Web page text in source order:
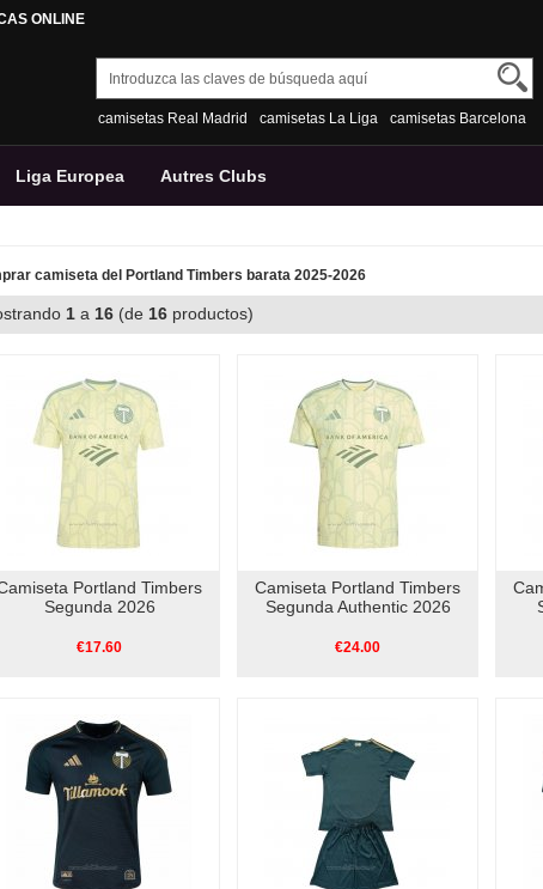
ONLINE
camisetas Real Madrid camisetas La Liga camisetas Barcelona
Liga Europea Autres Clubs
camiseta del Portland Timbers barata 2025-2026
1 a 16 (de 16 productos)
Portland Timbers
Segunda 2026
€17.60
Camiseta Portland Timbers
Segunda Authentic 2026
€24.00